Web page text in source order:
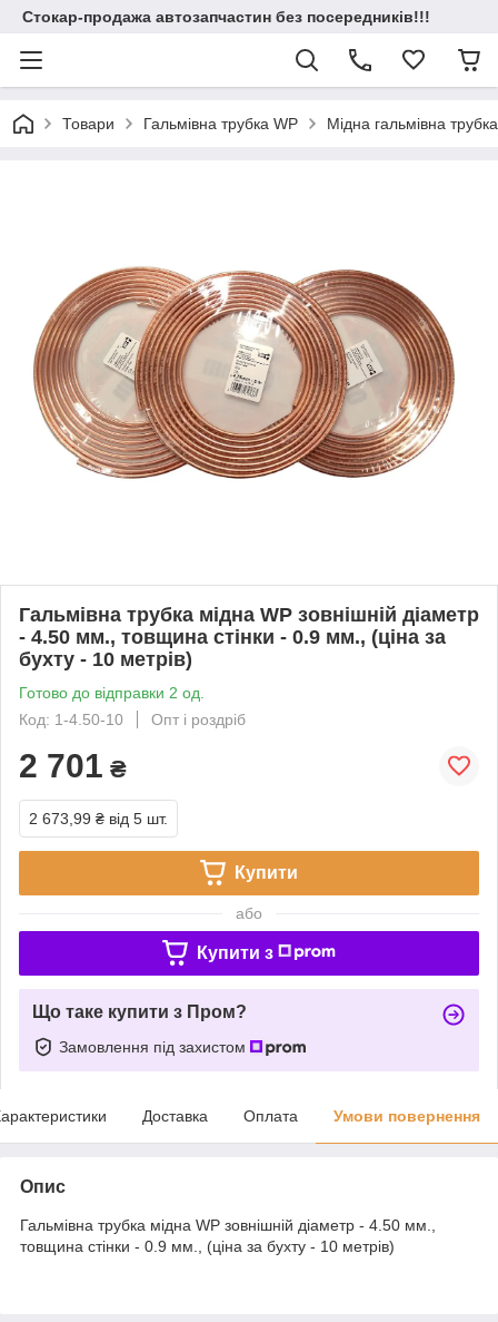
Стокар-продажа автозапчастин без посередників!!!
Товари Гальмівна трубка WP Мідна гальмівна
Гальмівна трубка мідна WP зовнішній діаметр
- 4.50 мм., товщина стінки - 0.9 мм., (ціна за
бухту - 10 метрів)
Готово до відправки 2 од.
Код: 1-4.50-10
Опт і роздріб
2 701 ₴
2 673,99 ₴ від 5 шт.
Купити
або
Купити з
Що таке купити з Пром?
Замовлення під захистом
Доставка Оплата Умови повернення
Опис
Гальмівна трубка мідна WP зовнішній діаметр - 4.50 мм.,
товщина стінки - 0.9 мм., (ціна за бухту - 10 метрів)